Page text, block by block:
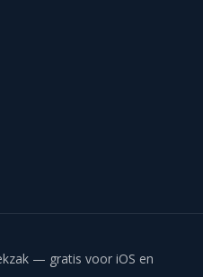
— gratis voor iOS en